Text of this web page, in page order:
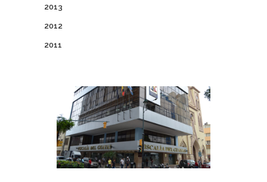
2013
2012
2011